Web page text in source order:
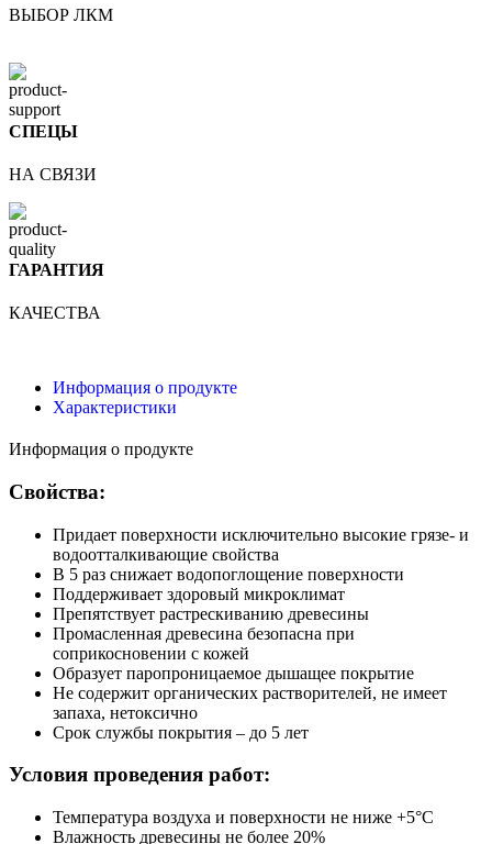
ВЫБОР ЛКМ
СПЕЦЫ
НА СВЯЗИ
ГАРАНТИЯ
КАЧЕСТВА
Информация о продукте
Характеристики
Информация о продукте
Свойства:
Придает поверхности исключительно высокие грязе- и
водоотталкивающие свойства
В 5 раз снижает водопоглощение поверхности
Поддерживает здоровый микроклимат
Препятствует растрескиванию древесины
Промасленная древесина безопасна при
соприкосновении с кожей
Образует паропроницаемое дышащее покрытие
Не содержит органических растворителей, не имеет
запаха, нетоксично
Срок службы покрытия – до 5 лет
Условия проведения работ:
Температура воздуха и поверхности не ниже +5°C
Влажность древесины не более 20%